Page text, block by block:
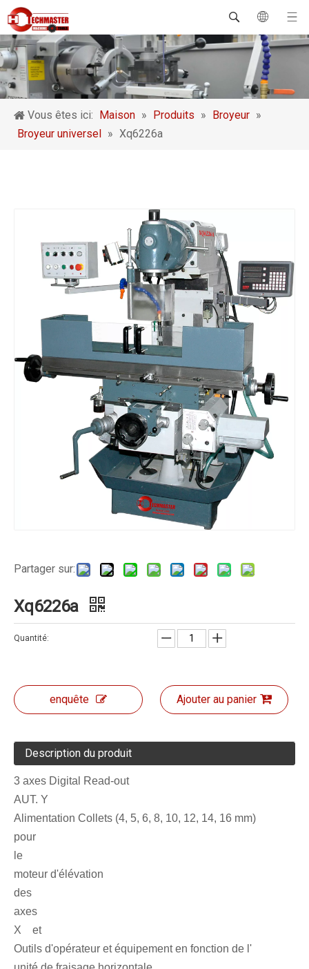
Vous êtes ici: Maison » Produits » Broyeur »
Broyeur universel
» Xq6226a
Partager sur:
Xq6226a
Quantité:
enquête Ajouter au panier
Description du produit
3 axes Digital Read-out
AUT. Y
Alimentation Collets (4, 5, 6, 8, 10, 12, 14, 16 mm)
pour
le
moteur d'élévation
des
axes
X et
Outils d'opérateur et équipement en fonction de l'